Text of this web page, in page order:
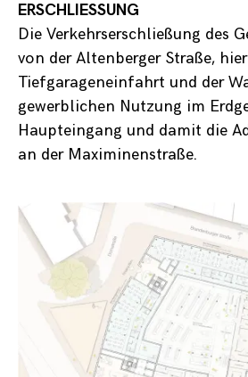
ERSCHLIESSUNG
Die Verkehrserschließung des
von der Altenberger Straße,
Tiefgarageneinfahrt und der
gewerblichen Nutzung im
Haupteingang und damit die
an der Maximinenstraße.